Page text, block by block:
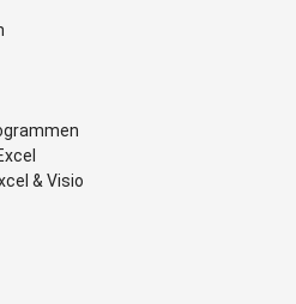
& Visio